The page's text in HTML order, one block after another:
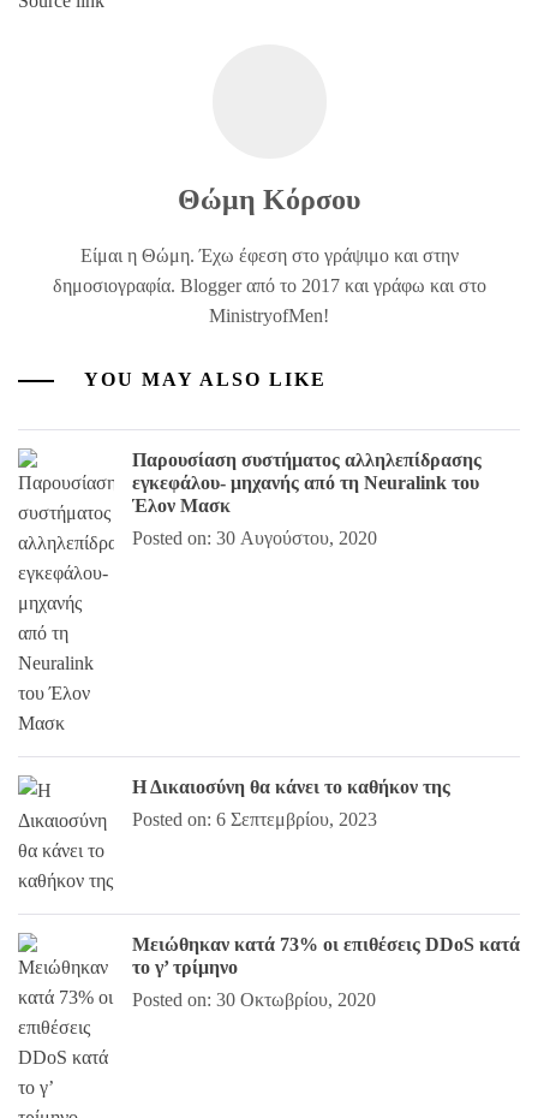
Θώμη Κόρσου
Είμαι η Θώμη. Έχω έφεση στο γράψιμο και στην
δημοσιογραφία. Blogger από το 2017 και γράφω και στο
MinistryofMen!
YOU MAY ALSO LIKE
Παρουσίαση συστήματος αλληλεπίδρασης
εγκεφάλου- μηχανής από τη Neuralink του
Έλον Μασκ
Posted on: 30 Αυγούστου, 2020
Η Δικαιοσύνη θα κάνει το καθήκον της
Posted on: 6 Σεπτεμβρίου, 2023
Μειώθηκαν κατά 73% οι επιθέσεις DDoS κατά
το γ’ τρίμηνο
Posted on: 30 Οκτωβρίου, 2020